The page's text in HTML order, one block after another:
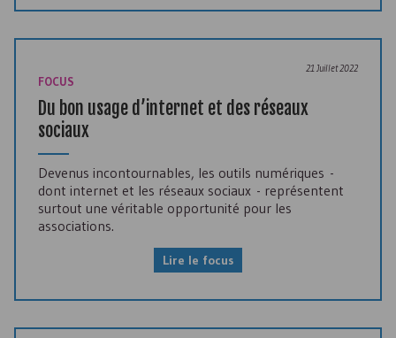
21 Juillet 2022
FOCUS
Du bon usage d’internet et des réseaux
sociaux
Devenus incontournables, les outils numériques -
dont internet et les réseaux sociaux - représentent
surtout une véritable opportunité pour les
associations.
Lire le focus